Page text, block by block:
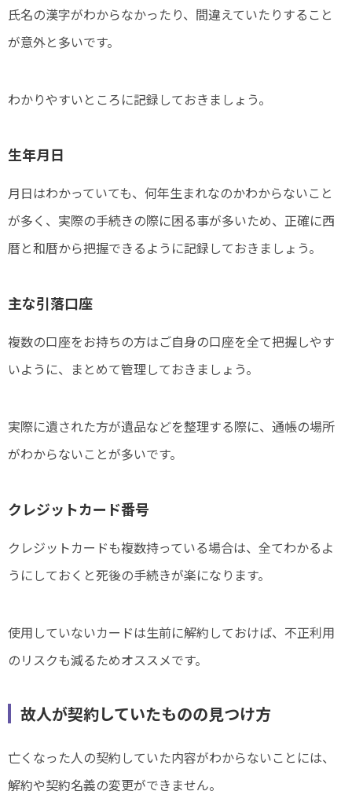
氏名の漢字がわからなかったり、間違えていたりすること
が意外と多いです。
わかりやすいところに記録しておきましょう。
生年月日
月日はわかっていても、何年生まれなのかわからないこと
が多く、実際の手続きの際に困る事が多いため、正確に西
暦と和暦から把握できるように記録しておきましょう。
主な引落口座
複数の口座をお持ちの方はご自身の口座を全て把握しやす
いように、まとめて管理しておきましょう。
実際に遺された方が遺品などを整理する際に、通帳の場所
がわからないことが多いです。
クレジットカード番号
クレジットカードも複数持っている場合は、全てわかるよ
うにしておくと死後の手続きが楽になります。
使用していないカードは生前に解約しておけば、不正利用
のリスクも減るためオススメです。
故人が契約していたものの見つけ方
亡くなった人の契約していた内容がわからないことには、
解約や契約名義の変更ができません。